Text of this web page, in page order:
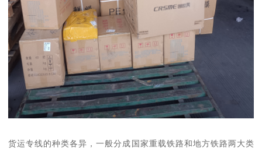
货运专线的种类各异，一般分成国家重载铁路和地方铁路两大类